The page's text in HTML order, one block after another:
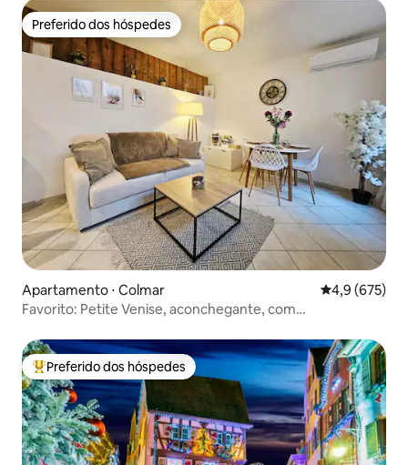
Preferido dos hóspedes
Preferido dos hóspedes
Apartamento ⋅ Colmar 4,9 de uma
4,9 (675)
Favorito: Petite Venise, aconchegante, com
Entre os melhores preferidos dos hóspedes
Preferido dos hóspedes